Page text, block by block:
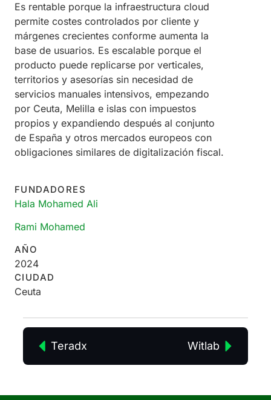
Es rentable porque la infraestructura cloud
permite costes controlados por cliente y
márgenes crecientes conforme aumenta la
base de usuarios. Es escalable porque el
producto puede replicarse por verticales,
territorios y asesorías sin necesidad de
servicios manuales intensivos, empezando
por Ceuta, Melilla e islas con impuestos
propios y expandiendo después al conjunto
de España y otros mercados europeos con
obligaciones similares de digitalización fiscal.
FUNDADORES
Hala Mohamed Ali
Rami Mohamed
AÑO
2024
CIUDAD
Ceuta
Teradx Witlab